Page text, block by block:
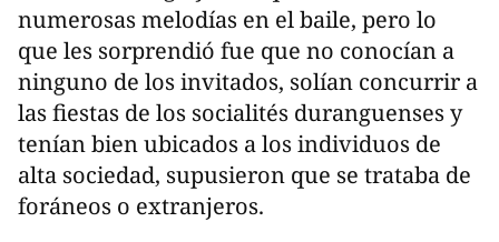
numerosas melodías en el baile, pero lo
que les sorprendió fue que no conocían a
ninguno de los invitados, solían concurrir a
las fiestas de los socialités duranguenses y
tenían bien ubicados a los individuos de
alta sociedad, supusieron que se trataba de
foráneos o extranjeros.